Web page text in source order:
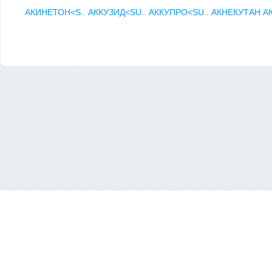
АКИНЕТОН<S.. АККУЗИД<SU.. АККУПРО<SU.. АКНЕКУТАН